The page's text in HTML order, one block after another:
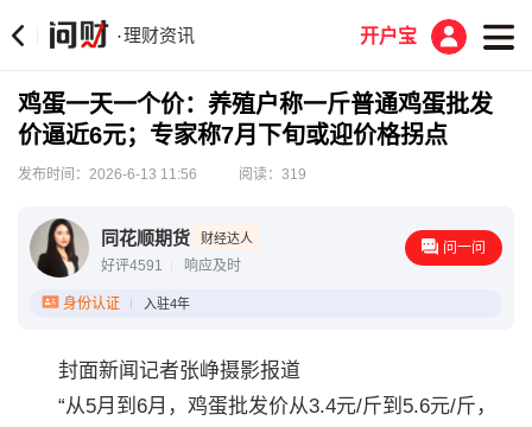
·理财资讯 开户宝
鸡蛋一天一个价：养殖户称一斤普通鸡蛋批发
价逼近6元；专家称7月下旬或迎价格拐点
发布时间：2026-6-13 11:56 阅读：319
同花顺期货 财经达人
好评4591 响应及时
问一问
身份认证 入驻4年
封面新闻记者张峥摄影报道
“从5月到6月，鸡蛋批发价从3.4元/斤到5.6元/斤，